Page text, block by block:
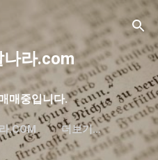
라.com
매중입니다.
.COM 더보기…